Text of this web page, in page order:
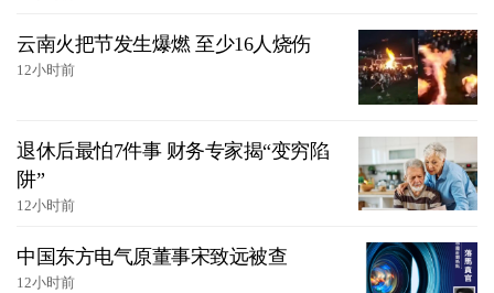
云南火把节发生爆燃 至少16人烧伤
12小时前
退休后最怕7件事 财务专家揭“变穷陷
阱”
12小时前
中国东方电气原董事宋致远被查
12小时前